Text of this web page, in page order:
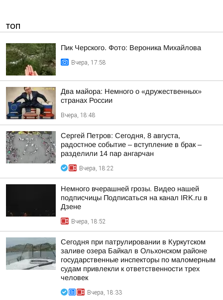
ТОП
Пик Черского. Фото: Вероника Михайлова
Вчера, 17:58
Два майора: Немного о «дружественных»
странах России
Вчера, 18:48
Сергей Петров: Сегодня, 8 августа,
радостное событие – вступление в брак –
разделили 14 пар ангарчан
Вчера, 18:22
Немного вчерашней грозы. Видео нашей
подписчицы Подписаться на канал IRK.ru в
Дзене
Вчера, 18:52
Сегодня при патрулировании в Куркутском
заливе озера Байкал в Ольхонском районе
государственные инспекторы по маломерным
судам привлекли к ответственности трех
человек
Вчера, 18:33